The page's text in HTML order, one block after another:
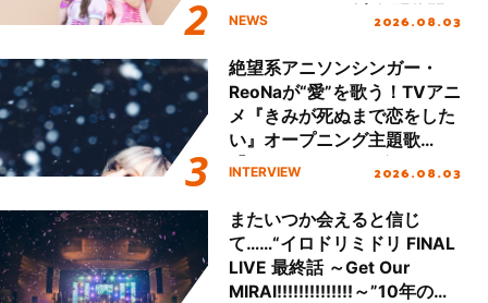
える」TVサイズ先行配信開
NEWS 2026.08.03
絶望系アニソンシンガー・
ReoNaが“愛”を歌う！TVアニ
メ『きみが死ぬまで恋をした
い』オープニング主題歌
「Amore」インタビュー
INTERVIEW 2026.08.03
またいつか会えると信じ
て……“イロドリミドリ FINAL
LIVE 最終話 ～Get Our
MIRAI!!!!!!!!!!!!!!～”10年の活